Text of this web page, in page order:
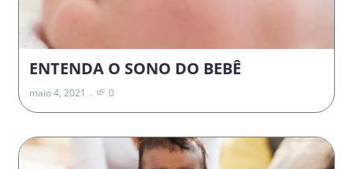
ENTENDA O SONO DO BEBÊ
maio 4, 2021 0